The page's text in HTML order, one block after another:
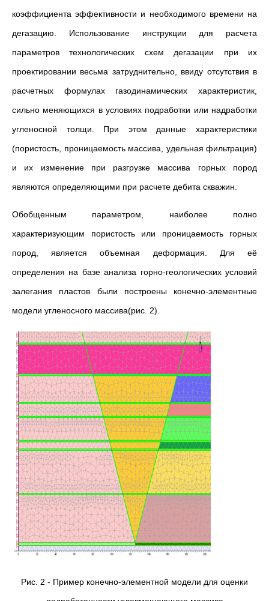
коэффициента эффективности и необходимого времени на
дегазацию. Использование инструкции для расчета
параметров технологических схем дегазации при их
проектировании весьма затруднительно, ввиду отсутствия в
расчетных формулах газодинамических характеристик,
сильно меняющихся в условиях подработки или надработки
угленосной толщи. При этом данные характеристики
(пористость, проницаемость массива, удельная фильтрация)
и их изменение при разгрузке массива горных пород
являются определяющими при расчете дебита скважин.
Обобщенным параметром, наиболее полно
характеризующим пористость или проницаемость горных
пород, является объемная деформация. Для её
определения на базе анализа горно-геологических условий
залегания пластов были построены конечно-элементные
модели угленосного массива(рис. 2).
Рис. 2­ - Пример конечно-элементной модели для оценки